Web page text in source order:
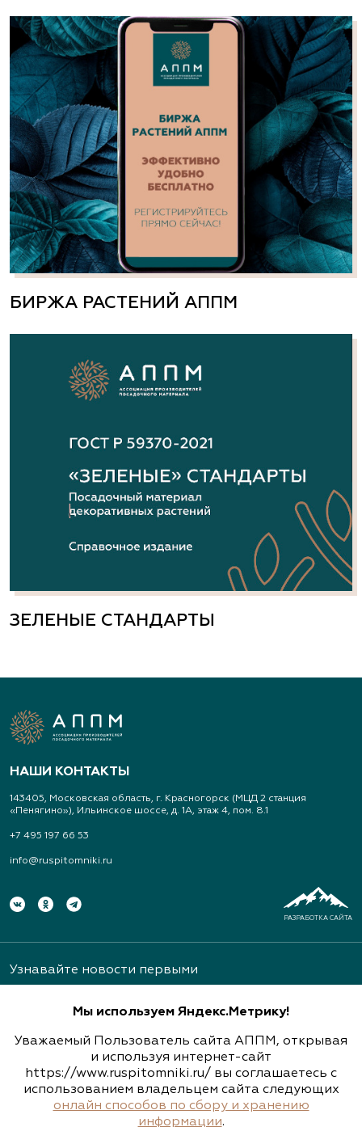
БИРЖА РАСТЕНИЙ АППМ
ЗЕЛЕНЫЕ СТАНДАРТЫ
НАШИ КОНТАКТЫ
143405, Московская область, г. Красногорск (МЦД 2 станция
«Пенягино»), Ильинское шоссе, д. 1А, этаж 4, пом. 8.1
+7 495 197 66 53
info@ruspitomniki.ru
РАЗРАБОТКА САЙТА
Узнавайте новости первыми
Подписаться
Мы используем Яндекс.Метрику!
Уважаемый Пользователь сайта АППМ, открывая
и используя интернет-сайт
https://www.ruspitomniki.ru/ вы соглашаетесь с
использованием владельцем сайта следующих
онлайн способов по сбору и хранению
информации.